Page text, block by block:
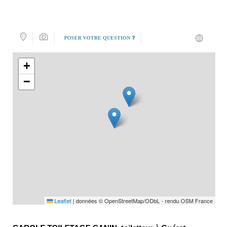
POSER VOTRE QUESTION ❓
+
−
Leaflet | données © OpenStreetMap/ODbL - rendu OSM France